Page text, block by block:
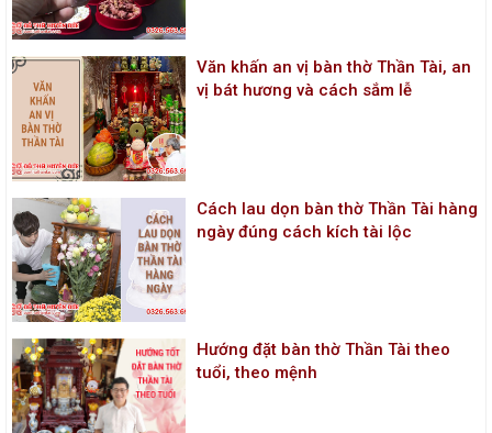
Văn khấn an vị bàn thờ Thần Tài, an
vị bát hương và cách sắm lễ
Cách lau dọn bàn thờ Thần Tài hàng
ngày đúng cách kích tài lộc
Hướng đặt bàn thờ Thần Tài theo
tuổi, theo mệnh